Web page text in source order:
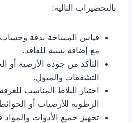
بالتحضيرات التالية:
قياس المساحة بدقة وحساب
مع إضافة نسبة للفاقد.
التأكد من جودة الأرضية أو
التشققات والميول.
اختيار البلاط المناسب
الرطوبة للأرضيات أو
تجهيز جميع الأدوات والمواد